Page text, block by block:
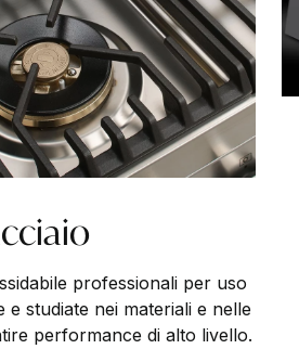
professionali per uso
e studiate nei materiali e nelle
performance di alto livello.